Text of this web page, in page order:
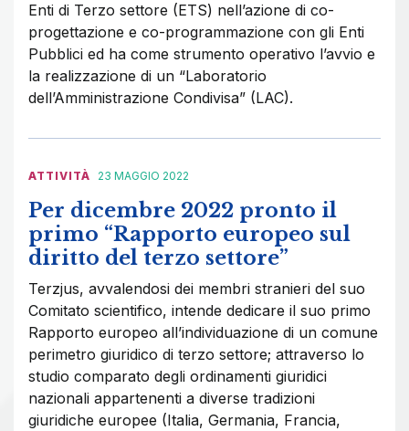
Enti di Terzo settore (ETS) nell’azione di co-
progettazione e co-programmazione con gli Enti
Pubblici ed ha come strumento operativo l’avvio e
la realizzazione di un “Laboratorio
dell’Amministrazione Condivisa” (LAC).
ATTIVITÀ 23 MAGGIO 2022
Per dicembre 2022 pronto il
primo “Rapporto europeo sul
diritto del terzo settore”
Terzjus, avvalendosi dei membri stranieri del suo
Comitato scientifico, intende dedicare il suo primo
Rapporto europeo all’individuazione di un comune
perimetro giuridico di terzo settore; attraverso lo
studio comparato degli ordinamenti giuridici
nazionali appartenenti a diverse tradizioni
giuridiche europee (Italia, Germania, Francia,